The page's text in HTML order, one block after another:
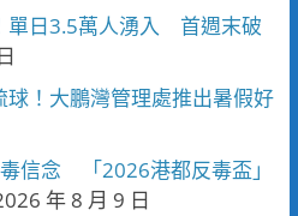
單日3.5萬人湧入 首週末破
！大鵬灣管理處推出暑假好
信念 「2026港都反毒盃」
年 8 月 9 日